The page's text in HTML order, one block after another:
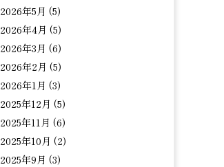
2026年5月 (5)
2026年4月 (5)
2026年3月 (6)
2026年2月 (5)
2026年1月 (3)
2025年12月 (5)
2025年11月 (6)
2025年10月 (2)
2025年9月 (3)